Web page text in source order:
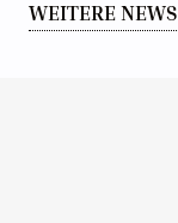
WEITERE NEWS